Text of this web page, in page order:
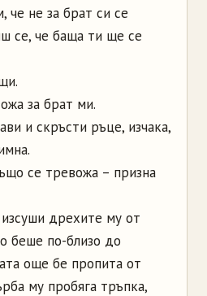
че не за брат си се
се, че баща ти ще се
за брат ми.
и скръсти ръце, изчака,
се тревожа – призна
дрехите му от
беше по-близо до
още бе пропита от
му пробяга тръпка,